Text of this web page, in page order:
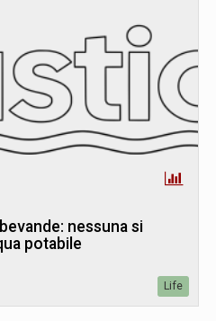
nessuna si
potabile
Life